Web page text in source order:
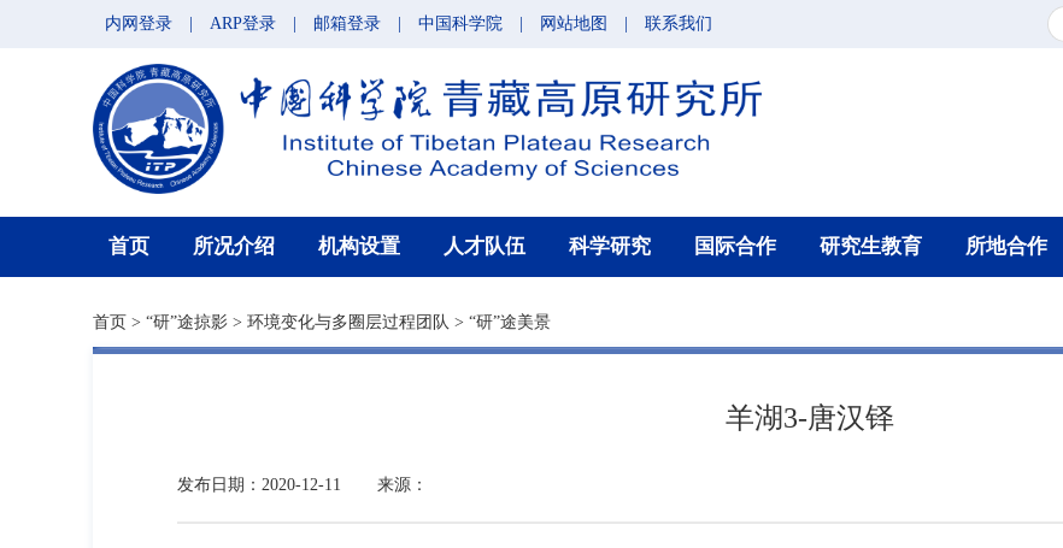
内网登录 ARP登录 邮箱登录 中国科学院 网站地图 联系我们
首页 所况介绍 机构设置 人才队伍 科学研究 国际合作 研究生教育 所地合作
首页 > “研”途掠影 > 环境变化与多圈层过程团队 > “研”途美景
羊湖3-唐汉铎
发布日期：2020-12-11 来源：